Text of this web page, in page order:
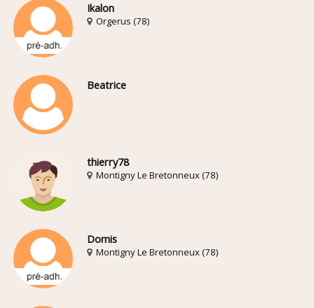
Ikalon
Orgerus (78)
Beatrice
thierry78
Montigny Le Bretonneux (78)
Domis
Montigny Le Bretonneux (78)